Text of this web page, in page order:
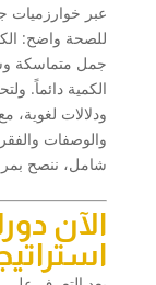
للصحة واضح:
جمل متماسكة
الكمية دائماً.
ودلالات
شامل، ننصح
الآن